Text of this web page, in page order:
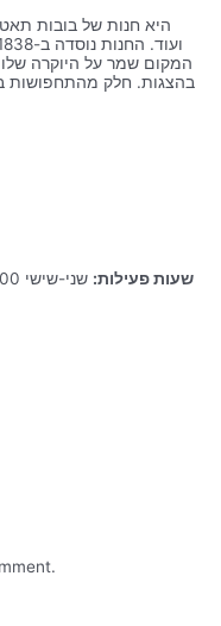
המקום שמר על היוקרה שלו
בהצגות. חלק מהתחפושות
שעות פעילות: